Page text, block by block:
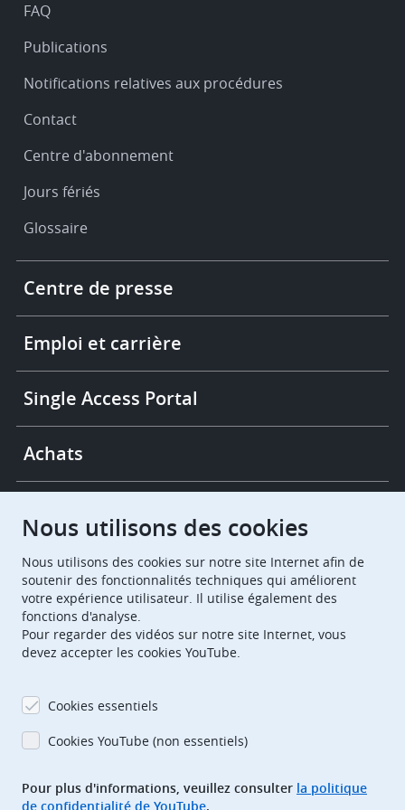
FAQ
Publications
Notifications relatives aux procédures
Contact
Centre d'abonnement
Jours fériés
Glossaire
More
links
Centre de presse
Emploi et carrière
Single Access Portal
Achats
European Patent Office EPO Jobs
EuropeanPatentOffice
EPOorg EPOjobs
TheEPO
Nous utilisons des cookies
Nous utilisons des cookies sur notre site Internet afin de
soutenir des fonctionnalités techniques qui améliorent
votre expérience utilisateur. Il utilise également des
fonctions d'analyse.
Pour regarder des vidéos sur notre site Internet, vous
devez accepter les cookies YouTube.
Cookies essentiels
Cookies YouTube (non essentiels)
Pour plus d'informations, veuillez consulter la politique
de confidentialité de YouTube.